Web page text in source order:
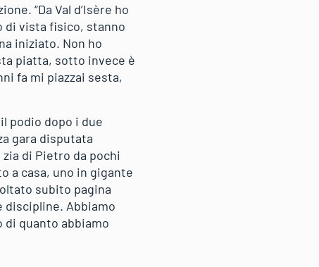
“Da Val d’Isère ho
di vista fisico, stanno
iniziato. Non ho
piatta, sotto invece è
fa mi piazzai sesta,
podio dopo i due
gara disputata
di Pietro da pochi
a casa, uno in gigante
subito pagina
discipline. Abbiamo
di quanto abbiamo